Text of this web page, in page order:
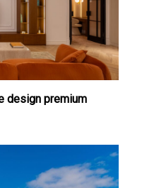
design premium